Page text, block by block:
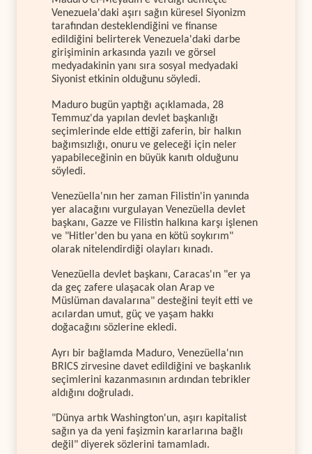
Venezuela'daki aşırı sağın küresel Siyonizm
tarafından desteklendiğini ve finanse
edildiğini belirterek Venezuela'daki darbe
girişiminin arkasında yazılı ve görsel
medyadakinin yanı sıra sosyal medyadaki
Siyonist etkinin olduğunu söyledi.
Maduro bugün yaptığı açıklamada, 28
Temmuz'da yapılan devlet başkanlığı
seçimlerinde elde ettiği zaferin, bir halkın
bağımsızlığı, onuru ve geleceği için neler
yapabileceğinin en büyük kanıtı olduğunu
söyledi.
Venezüella'nın her zaman Filistin'in yanında
yer alacağını vurgulayan Venezüella devlet
başkanı, Gazze ve Filistin halkına karşı işlenen
ve "Hitler'den bu yana en kötü soykırım"
olarak nitelendirdiği olayları kınadı.
Venezüella devlet başkanı, Caracas'ın "er ya
da geç zafere ulaşacak olan Arap ve
Müslüman davalarına" desteğini teyit etti ve
acılardan umut, güç ve yaşam hakkı
doğacağını sözlerine ekledi.
Ayrı bir bağlamda Maduro, Venezüella'nın
BRICS zirvesine davet edildiğini ve başkanlık
seçimlerini kazanmasının ardından tebrikler
aldığını doğruladı.
"Dünya artık Washington'un, aşırı kapitalist
sağın ya da yeni faşizmin kararlarına bağlı
değil" diyerek sözlerini tamamladı.